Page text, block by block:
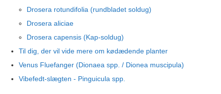
Drosera rotundifolia (rundbladet soldug)
Drosera aliciae
Drosera capensis (Kap-soldug)
Til dig, der vil vide mere om kødædende planter
Venus Fluefanger (Dionaea spp. / Dionea muscipula)
Vibefedt-slægten - Pinguicula spp.